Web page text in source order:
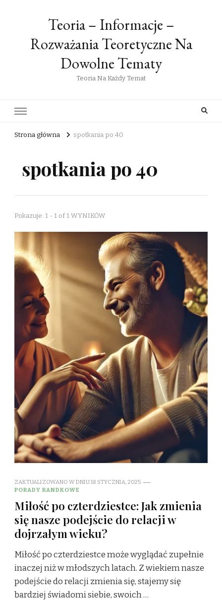
Teoria – Informacje –
Rozważania Teoretyczne Na
Dowolne Tematy
Teoria Na Każdy Temat
Strona główna spotkania po 40
spotkania po 40
Pokazuje: 1 - 1 of 1 WYNIKÓW
ZAKTUALIZOWANO W DNIU18 STYCZNIA, 2025
PORADY RANDKOWE
Miłość po czterdziestce: Jak zmienia
się nasze podejście do relacji w
dojrzałym wieku?
Miłość po czterdziestce może wyglądać zupełnie
inaczej niż w młodszych latach. Z wiekiem nasze
podejście do relacji zmienia się, stajemy się
bardziej świadomi siebie, swoich …